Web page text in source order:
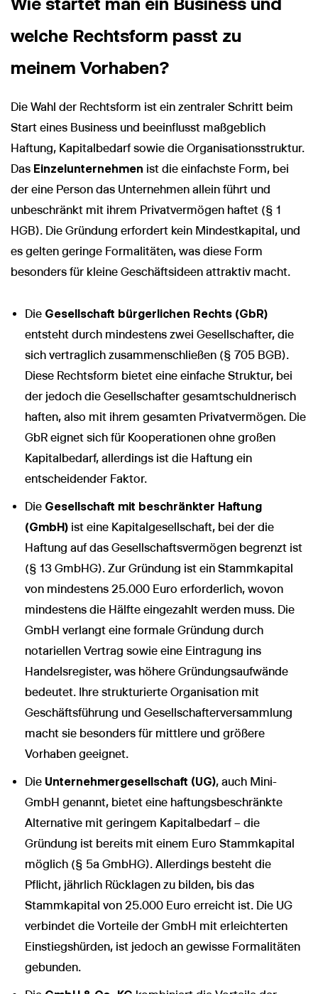
welche Rechtsform passt zu
meinem Vorhaben?
Die Wahl der Rechtsform ist ein zentraler Schritt beim
Start eines Business und beeinflusst maßgeblich
Haftung, Kapitalbedarf sowie die Organisationsstruktur.
Das Einzelunternehmen ist die einfachste Form, bei
der eine Person das Unternehmen allein führt und
unbeschränkt mit ihrem Privatvermögen haftet (§ 1
HGB). Die Gründung erfordert kein Mindestkapital, und
es gelten geringe Formalitäten, was diese Form
besonders für kleine Geschäftsideen attraktiv macht.
Die Gesellschaft bürgerlichen Rechts (GbR)
entsteht durch mindestens zwei Gesellschafter, die
sich vertraglich zusammenschließen (§ 705 BGB).
Diese Rechtsform bietet eine einfache Struktur, bei
der jedoch die Gesellschafter gesamtschuldnerisch
haften, also mit ihrem gesamten Privatvermögen. Die
GbR eignet sich für Kooperationen ohne großen
Kapitalbedarf, allerdings ist die Haftung ein
entscheidender Faktor.
Die Gesellschaft mit beschränkter Haftung
(GmbH) ist eine Kapitalgesellschaft, bei der die
Haftung auf das Gesellschaftsvermögen begrenzt ist
(§ 13 GmbHG). Zur Gründung ist ein Stammkapital
von mindestens 25.000 Euro erforderlich, wovon
mindestens die Hälfte eingezahlt werden muss. Die
GmbH verlangt eine formale Gründung durch
notariellen Vertrag sowie eine Eintragung ins
Handelsregister, was höhere Gründungsaufwände
bedeutet. Ihre strukturierte Organisation mit
Geschäftsführung und Gesellschafterversammlung
macht sie besonders für mittlere und größere
Vorhaben geeignet.
Die Unternehmergesellschaft (UG), auch Mini-
GmbH genannt, bietet eine haftungsbeschränkte
Alternative mit geringem Kapitalbedarf – die
Gründung ist bereits mit einem Euro Stammkapital
möglich (§ 5a GmbHG). Allerdings besteht die
Pflicht, jährlich Rücklagen zu bilden, bis das
Stammkapital von 25.000 Euro erreicht ist. Die UG
verbindet die Vorteile der GmbH mit erleichterten
Einstiegshürden, ist jedoch an gewisse Formalitäten
gebunden.